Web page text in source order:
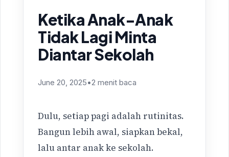
Ketika Anak-Anak
Tidak Lagi Minta
Diantar Sekolah
June 20, 2025•2 menit baca
Dulu, setiap pagi adalah rutinitas.
Bangun lebih awal, siapkan bekal,
lalu antar anak ke sekolah.